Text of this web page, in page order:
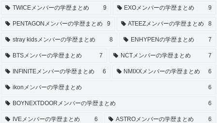
TWICEメンバーの学歴まとめ 9 EXOメンバーの学歴まとめ 9
PENTAGONメンバーの学歴まとめ 9 ATEEZメンバーの学歴まとめ 8
stray kidsメンバーの学歴まとめ 8 ENHYPENの学歴まとめ 7
BTSメンバーの学歴まとめ 7 NCTメンバーの学歴まとめ 7
INFINITEメンバーの学歴まとめ 6 NMIXXメンバーの学歴まとめ 6
ikonメンバーの学歴まとめ 6
BOYNEXTDOORメンバーの学歴まとめ 6
IVEメンバーの学歴まとめ 6 ASTROメンバーの学歴まとめ 6